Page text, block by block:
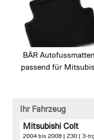
BÄR
passend für
beginning
Ihr Fahrzeug
Mitsubishi Colt
2004 bis 2008 | Z30 | 3-